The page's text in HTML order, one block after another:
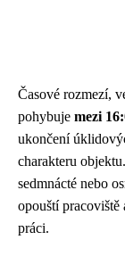
Časové rozmezí,
pohybuje mezi
ukončení
charakteru
sedmnácté nebo
opouští pracoviště
práci.